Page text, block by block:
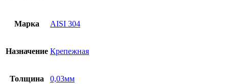
Марка AISI 304
Назначение Крепежная
Толщина 0,03мм